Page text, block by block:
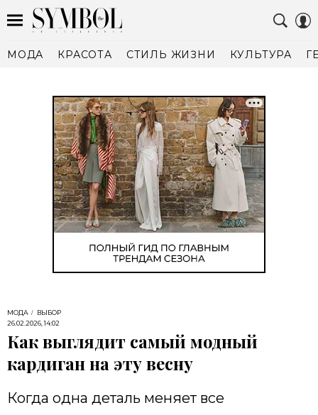
МОДА КРАСОТА СТИЛЬ ЖИЗНИ КУЛЬТУРА
МОДА
ВЫБОР
26.02.2026, 14:02
Как выглядит самый модный
кардиган на эту весну
Когда одна деталь меняет все